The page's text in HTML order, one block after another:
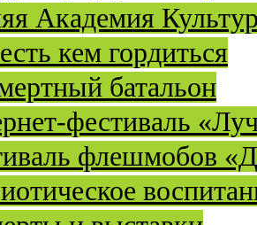
Академия
кем гордиться
батальон
фестиваль
флешмобов